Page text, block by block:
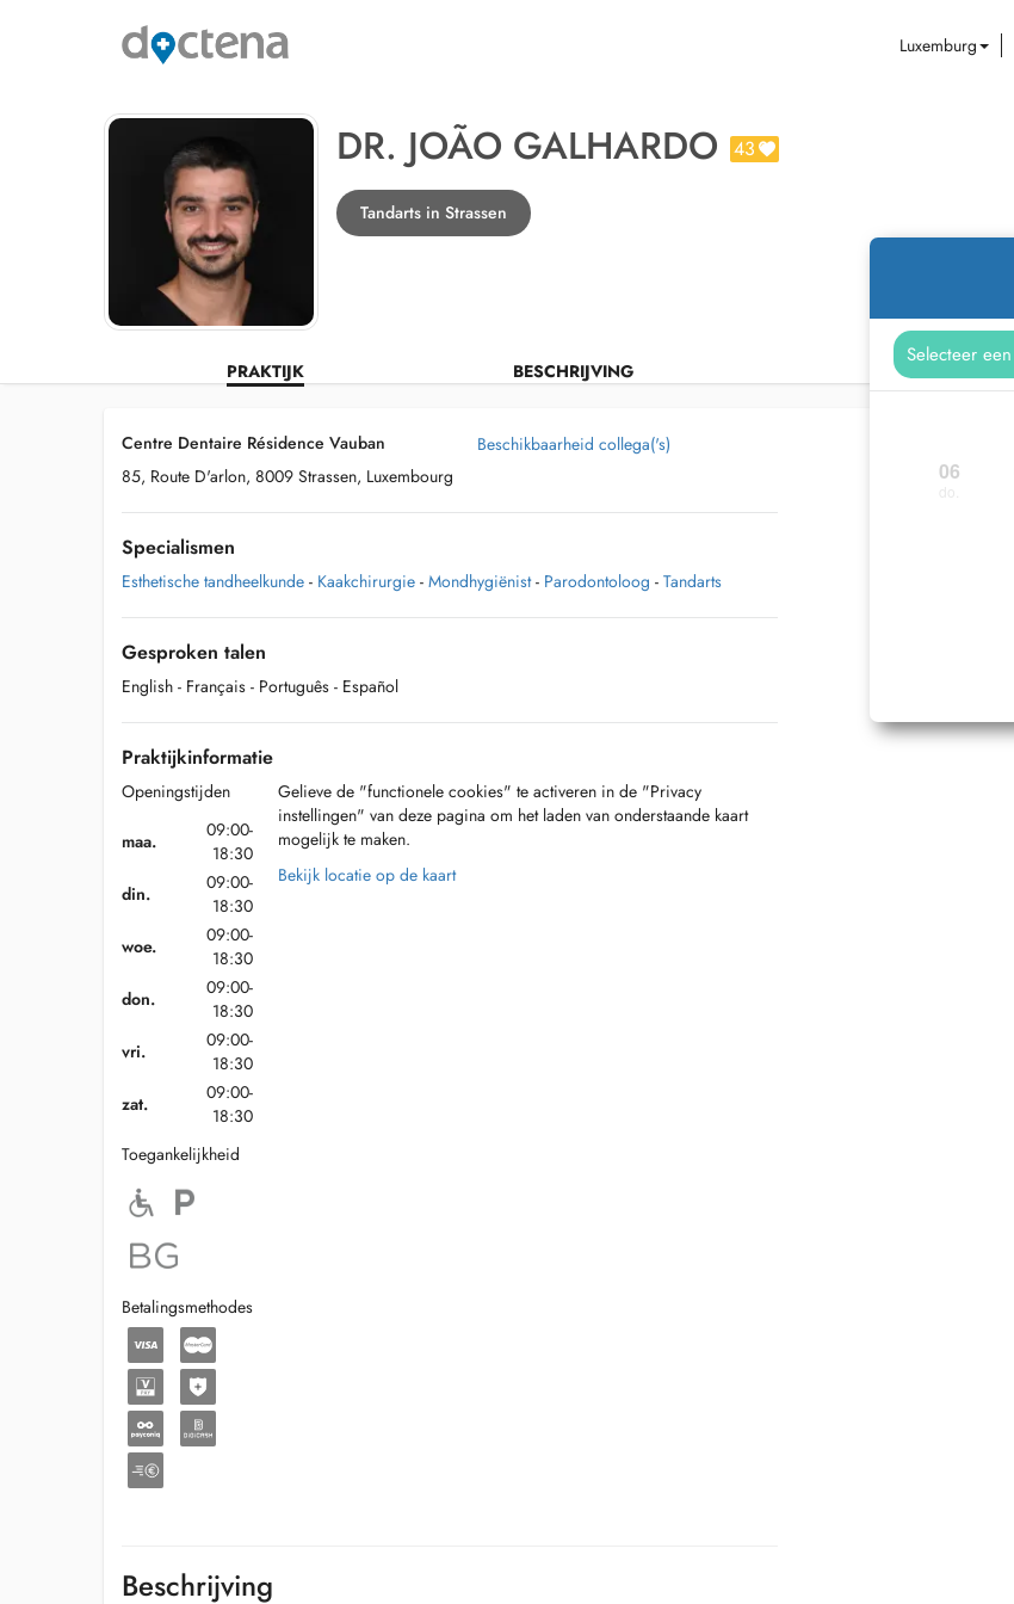
Luxemburg
DR. JOÃO GALHARDO 43
Tandarts in Strassen
PRAKTIJK BESCHRIJVING
06
Centre Dentaire Résidence Vauban
85, Route D'arlon, 8009 Strassen, Luxembourg
Beschikbaarheid collega('s)
Specialismen
Esthetische tandheelkunde - Kaakchirurgie - Mondhygiënist - Parodontoloog - Tandarts
Gesproken talen
English - Français - Português - Español
Praktijkinformatie
Openingstijden
maa.
09:00-
18:30
din.
09:00-
18:30
woe.
09:00-
18:30
don.
09:00-
18:30
vri.
09:00-
18:30
zat.
09:00-
18:30
Toegankelijkheid
Betalingsmethodes
Gelieve de "functionele cookies" te activeren in de "Privacy
instellingen" van deze pagina om het laden van onderstaande kaart
mogelijk te maken.
Bekijk locatie op de kaart
Beschrijving